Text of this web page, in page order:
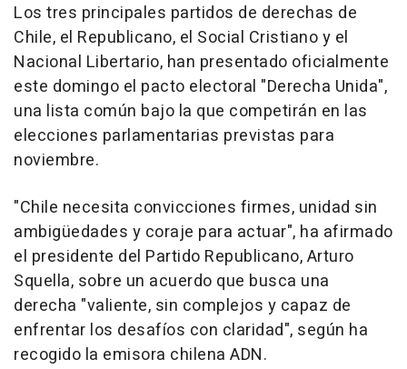
Los tres principales partidos de derechas de
Chile, el Republicano, el Social Cristiano y el
Nacional Libertario, han presentado oficialmente
este domingo el pacto electoral "Derecha Unida",
una lista común bajo la que competirán en las
elecciones parlamentarias previstas para
noviembre.
"Chile necesita convicciones firmes, unidad sin
ambigüedades y coraje para actuar", ha afirmado
el presidente del Partido Republicano, Arturo
Squella, sobre un acuerdo que busca una
derecha "valiente, sin complejos y capaz de
enfrentar los desafíos con claridad", según ha
recogido la emisora chilena ADN.